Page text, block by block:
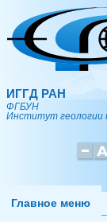
Перейти к
ИГГД РАН
ФГБУН
Институт геологии
Главное меню